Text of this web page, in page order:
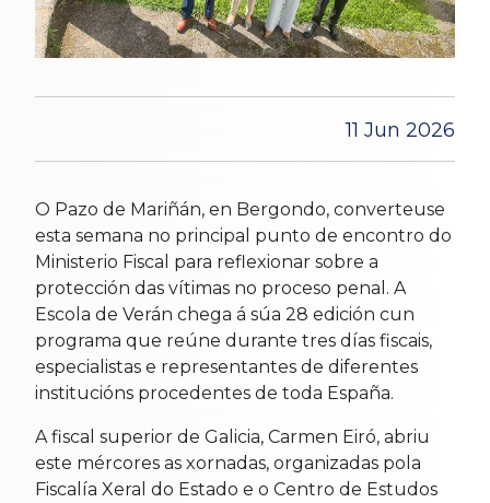
11 Jun 2026
O Pazo de Mariñán, en Bergondo, converteuse
esta semana no principal punto de encontro do
Ministerio Fiscal para reflexionar sobre a
protección das vítimas no proceso penal. A
Escola de Verán chega á súa 28 edición cun
programa que reúne durante tres días fiscais,
especialistas e representantes de diferentes
institucións procedentes de toda España.
A fiscal superior de Galicia, Carmen Eiró, abriu
este mércores as xornadas, organizadas pola
Fiscalía Xeral do Estado e o Centro de Estudos